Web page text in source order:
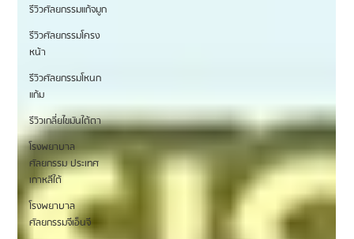
รีวิวศัลยกรรมแก้จมูก
รีวิวศัลยกรรมโครง
หน้า
รีวิวศัลยกรรมโหนก
แก้ม
รีวิวเกลี่ยไขมันใต้ตา
โรงพยาบาล
ศัลยกรรม ประเทศ
เกาหลีใต้
โรงพยาบาล
ศัลยกรรมจีเอ็นจี